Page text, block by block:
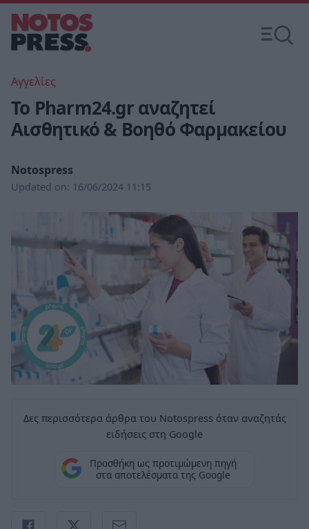
Αγγελίες
Το Pharm24.gr αναζητεί
Αισθητικό & Βοηθό Φαρμακείου
Notospress
Updated on: 16/06/2024 11:15
Δες περισσότερα άρθρα του Notospress όταν αναζητάς
ειδήσεις στη Google
Προσθήκη ως προτιμώμενη πηγή
στα αποτελέσματα της Google